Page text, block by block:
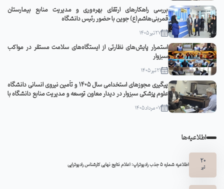
بررسی راهکارهای ارتقای بهره‌وری و مدیریت منابع بیمارستان
قمربنی‌هاشم(ع) جوین با حضور رئیس دانشگاه
27 تیر 1405
استمرار پایش‌های نظارتی از ایستگاه‌های سلامت مستقر در مواکب
سبزوار
21 تیر 1405
پیگیری مجوزهای استخدامی سال ۱۴۰۵ و تأمین نیروی انسانی دانشگاه
علوم پزشکی سبزوار در دیدار معاون توسعه و مدیریت منابع دانشگاه با
مدیرکل منابع انسانی وزارت بهداشت
07 مرداد 1405
اطلاعیه‌ها
20
تیر اطلاعیه شماره 5 جذب رادیوتراپ: اعلام نتایج نهایی کارشناس رادیوتراپی